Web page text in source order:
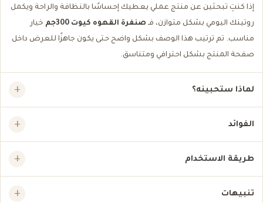
إذا كنتِ تبحثين عن منتج عملي يعطيك إحساسًا بالنظافة والراحة ويكمل
روتينك اليومي بشكل متوازن، فـ صنفرة القهوه كيوت 300جم
خيار
مناسب. تم ترتيب هذا الوصف بشكل واضح حتى يكون جاهزًا للعرض داخل
صفحة المنتج بشكل احترافي ومتناسق.
لماذا ستحبينه؟
الفوائد
طريقة الاستخدام
تنبيهات